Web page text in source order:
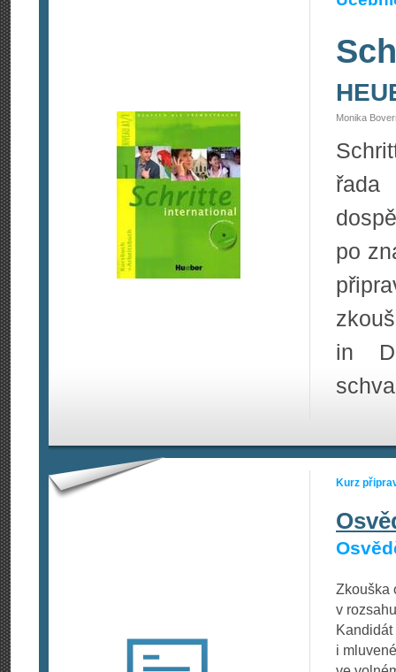
Monika
řada
po
in
Kurz
Zkouška
v
i